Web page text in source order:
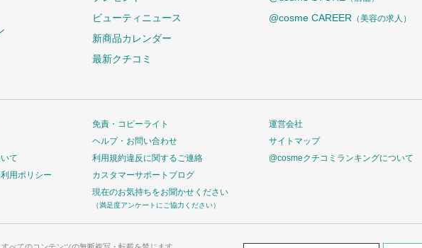
ビューティニュース
新商品カレンダー
最新クチコミ
@cosme CAREER （美容の求人）
て
用ポリシー
免責・コピーライト
ヘルプ・お問い合わせ
利用規約違反に関するご連絡
カスタマーサポートブログ
現在のお気持ちをお聞かせください
（満足度アンケートにご協力ください）
運営会社
サイトマップ
@cosmeクチコミランキングについて